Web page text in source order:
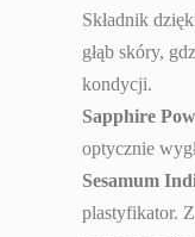
Składnik
głąb skóry,
kondycji.
Sapphire
optycznie
Sesamum
plastyfikator.